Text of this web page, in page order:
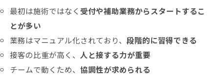
最初は施術ではなく 受付や補助業務からスタートするこ
とが多い
業務はマニュアル化されており、 段階的に習得できる
接客の比重が高く、 人と接する力が重要
チームで動くため、 協調性が求められる